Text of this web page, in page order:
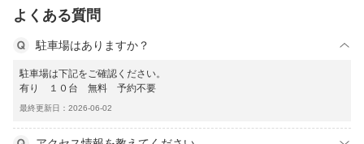
よくある質問
駐車場はありますか？
駐車場は下記をご確認ください。
有り １０台 無料 予約不要
最終更新日：2026-06-02